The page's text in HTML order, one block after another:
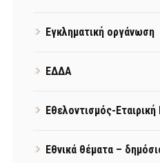
Εγκληματική οργάνωση
ΕΔΔΑ
Εθελοντισμός-
Εθνικά θέματα –